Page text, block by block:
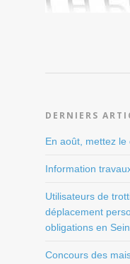
DERNIERS
En août, mettez le
Information
Utilisateurs de
déplacement
obligations en
Concours des